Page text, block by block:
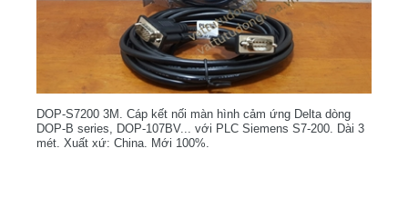
DOP-S7200 3M. Cáp kết nối màn hình cảm ứng Delta dòng
DOP-B series, DOP-107BV... với PLC Siemens S7-200. Dài 3
mét. Xuất xứ: China. Mới 100%.